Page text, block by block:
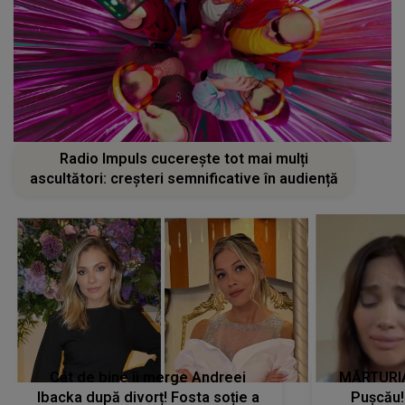
Radio Impuls cucerește tot mai mulți
ascultători: creșteri semnificative în audiență
Cât de bine îi merge Andreei
Ibacka după divorț! Fosta soție a